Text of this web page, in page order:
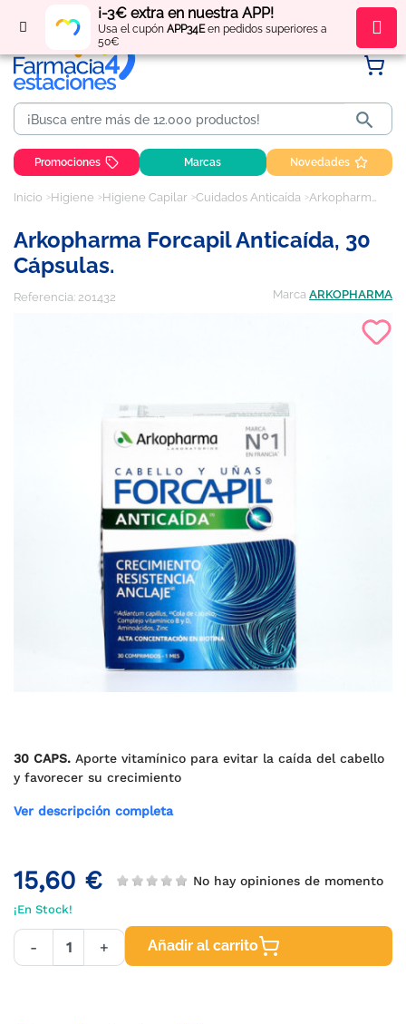
¡-3€ extra en nuestra APP!
Usa el cupón APP34Een pedidos superiores a
50€
Regístratey obténpuntos por tus compras

Promociones Marcas Novedades
Inicio Higiene Higiene Capilar Cuidados Anticaída Arkopharma Forcapil Anticaída, 30 cápsulas.
Arkopharma Forcapil Anticaída, 30
Cápsulas.
Referencia: 201432 Marca ARKOPHARMA
30 CAPS. Aporte vitamínico para evitar la caída del cabello
y favorecer su crecimiento
Ver descripción completa
15,60 € No hay opiniones de momento
¡En Stock!
- + Añadir al carrito